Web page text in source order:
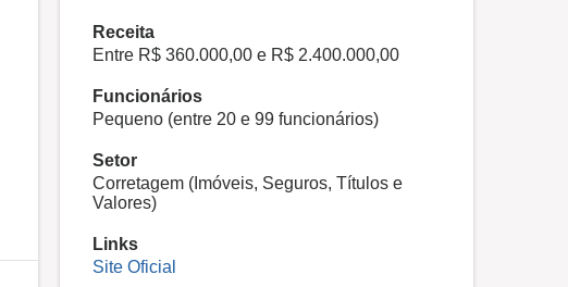
Receita
Entre R$ 360.000,00 e R$ 2.400.000,00
Funcionários
Pequeno (entre 20 e 99 funcionários)
Setor
Corretagem (Imóveis, Seguros, Títulos e
Valores)
Links
Site Oficial